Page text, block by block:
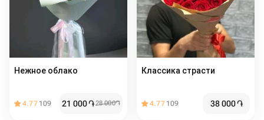
Нежное облако
4.77 109 21 000֏28 000֏
Классика страсти
4.77 109 38 000֏